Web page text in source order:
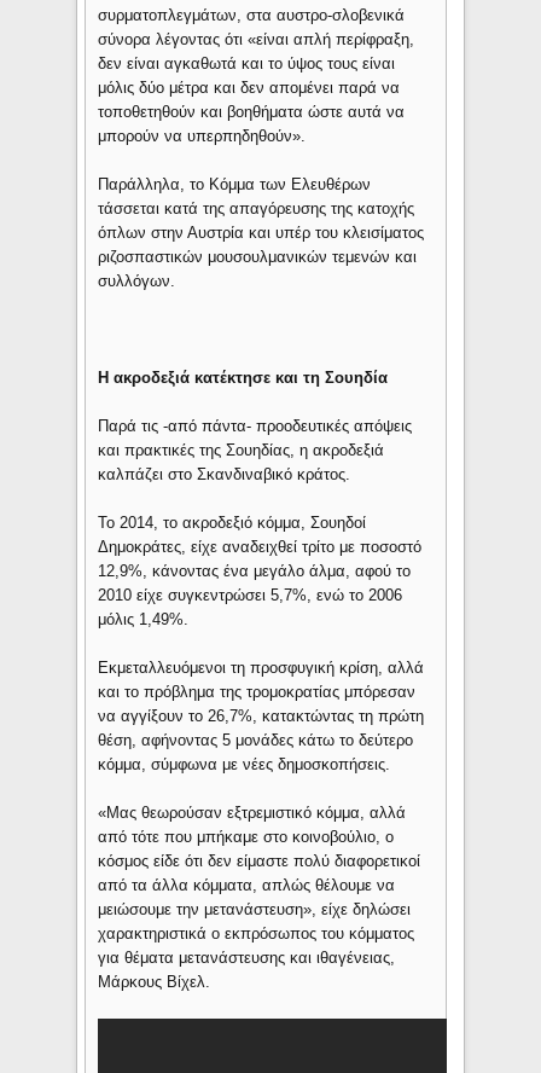
συρματοπλεγμάτων, στα αυστρο-σλοβενικά
σύνορα λέγοντας ότι «είναι απλή περίφραξη,
δεν είναι αγκαθωτά και το ύψος τους είναι
μόλις δύο μέτρα και δεν απομένει παρά να
τοποθετηθούν και βοηθήματα ώστε αυτά να
μπορούν να υπερπηδηθούν».
Παράλληλα, το Κόμμα των Ελευθέρων
τάσσεται κατά της απαγόρευσης της κατοχής
όπλων στην Αυστρία και υπέρ του κλεισίματος
ριζοσπαστικών μουσουλμανικών τεμενών και
συλλόγων.
Η ακροδεξιά κατέκτησε και τη Σουηδία
Παρά τις -από πάντα- προοδευτικές απόψεις
και πρακτικές της Σουηδίας, η ακροδεξιά
καλπάζει στο Σκανδιναβικό κράτος.
Το 2014, το ακροδεξιό κόμμα, Σουηδοί
Δημοκράτες, είχε αναδειχθεί τρίτο με ποσοστό
12,9%, κάνοντας ένα μεγάλο άλμα, αφού το
2010 είχε συγκεντρώσει 5,7%, ενώ το 2006
μόλις 1,49%.
Εκμεταλλευόμενοι τη προσφυγική κρίση, αλλά
και το πρόβλημα της τρομοκρατίας μπόρεσαν
να αγγίξουν το 26,7%, κατακτώντας τη πρώτη
θέση, αφήνοντας 5 μονάδες κάτω το δεύτερο
κόμμα, σύμφωνα με νέες δημοσκοπήσεις.
«Μας θεωρούσαν εξτρεμιστικό κόμμα, αλλά
από τότε που μπήκαμε στο κοινοβούλιο, ο
κόσμος είδε ότι δεν είμαστε πολύ διαφορετικοί
από τα άλλα κόμματα, απλώς θέλουμε να
μειώσουμε την μετανάστευση», είχε δηλώσει
χαρακτηριστικά ο εκπρόσωπος του κόμματος
για θέματα μετανάστευσης και ιθαγένειας,
Μάρκους Βίχελ.